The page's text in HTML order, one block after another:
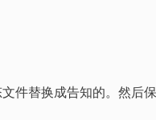
件替换成告知的。然后保